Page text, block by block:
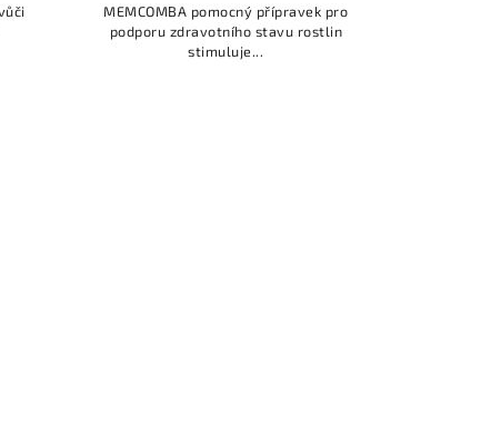
MEMCOMBA pomocný přípravek pro
podporu zdravotního stavu rostlin
stimuluje...